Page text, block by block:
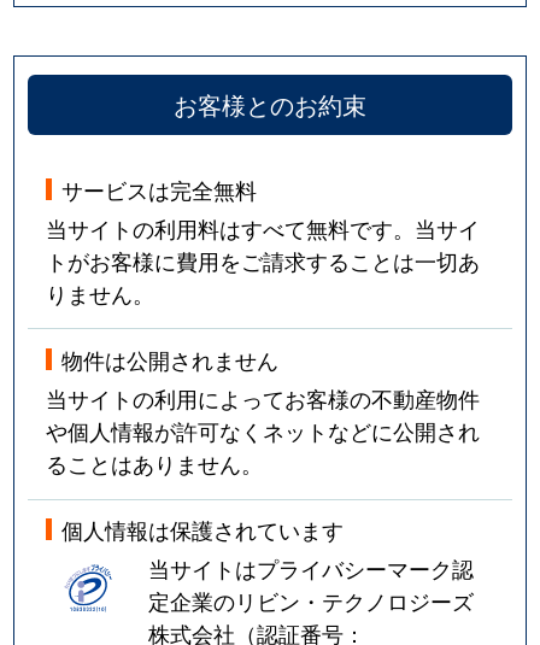
お客様とのお約束
サービスは完全無料
当サイトの利用料はすべて無料です。当サイ
トがお客様に費用をご請求することは一切あ
りません。
物件は公開されません
当サイトの利用によってお客様の不動産物件
や個人情報が許可なくネットなどに公開され
ることはありません。
個人情報は保護されています
当サイトはプライバシーマーク認
定企業のリビン・テクノロジーズ
株式会社（認証番号：